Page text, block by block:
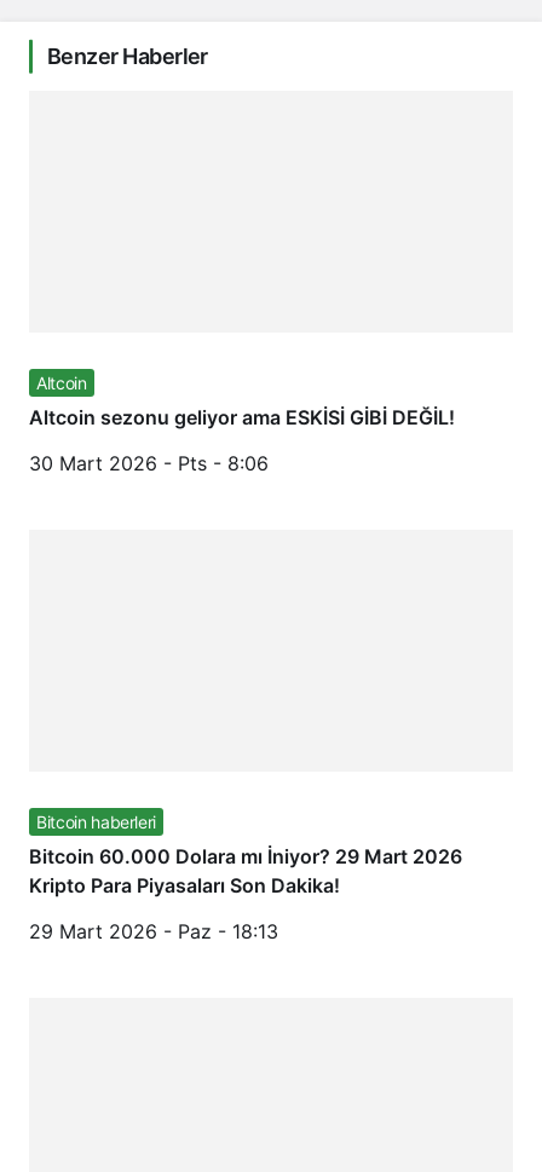
Benzer Haberler
Altcoin
Altcoin sezonu geliyor ama ESKİSİ GİBİ DEĞİL!
30 Mart 2026 - Pts - 8:06
Bitcoin haberleri
Bitcoin 60.000 Dolara mı İniyor? 29 Mart 2026
Kripto Para Piyasaları Son Dakika!
29 Mart 2026 - Paz - 18:13